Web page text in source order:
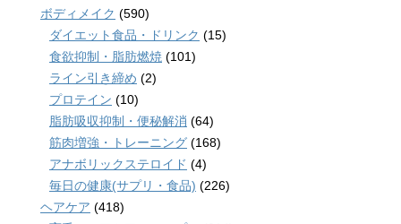
ボディメイク (590)
ダイエット食品・ドリンク (15)
食欲抑制・脂肪燃焼 (101)
ライン引き締め (2)
プロテイン (10)
脂肪吸収抑制・便秘解消 (64)
筋肉増強・トレーニング (168)
アナボリックステロイド (4)
毎日の健康(サプリ・食品) (226)
ヘアケア (418)